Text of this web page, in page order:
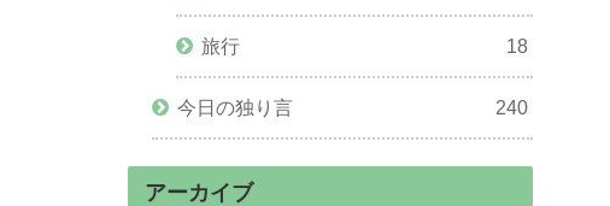
旅行 18
今日の独り言 240
アーカイブ